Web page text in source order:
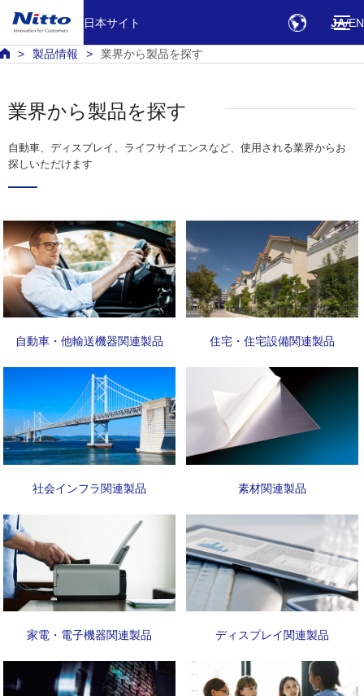
日本サイト JA EN
製品情報 業界から製品を探す
業界から製品を探す
自動車、ディスプレイ、ライフサイエンスなど、使用される業界からお
探しいただけます
自動車・他輸送機器関連製品 住宅・住宅設備関連製品
社会インフラ関連製品 素材関連製品
家電・電子機器関連製品 ディスプレイ関連製品